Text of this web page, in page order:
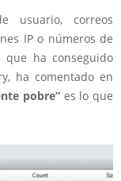
usuario, correos
IP o números de
ha conseguido
ha comentado en
pobre”es lo que